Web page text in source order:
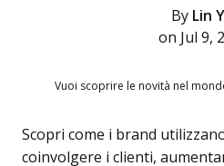
By Lin
on Jul 9,
Vuoi scoprire le novità nel
Scopri come i brand
coinvolgere i clienti,